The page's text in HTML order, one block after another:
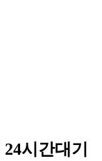
시간대기